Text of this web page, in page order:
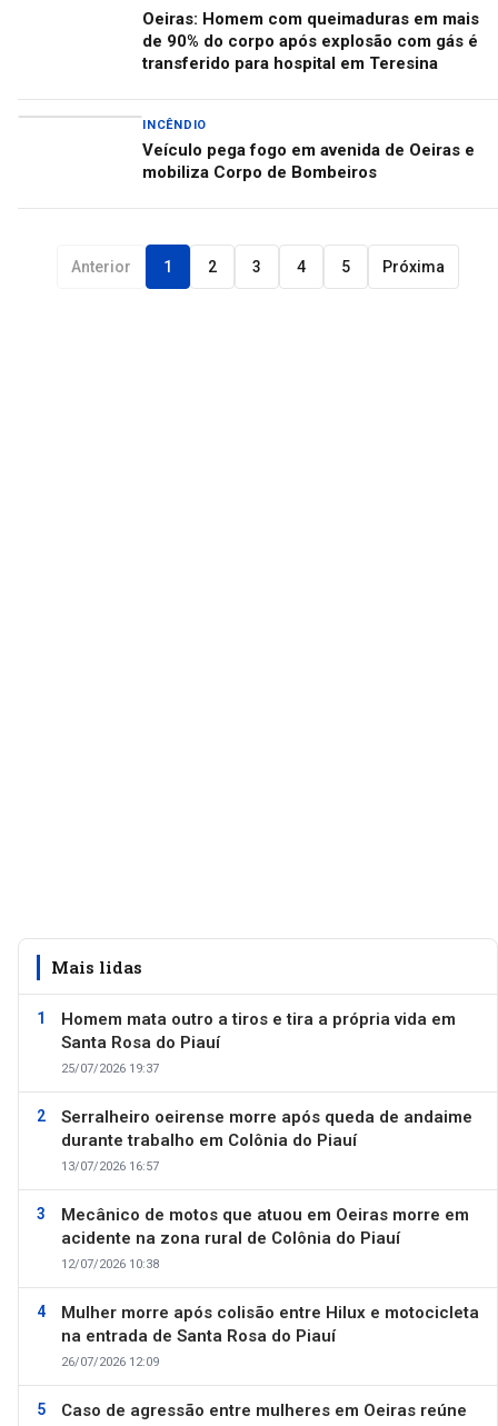
Oeiras: Homem com queimaduras em mais
de 90% do corpo após explosão com gás é
transferido para hospital em Teresina
INCÊNDIO
Veículo pega fogo em avenida de Oeiras e
mobiliza Corpo de Bombeiros
Anterior 1 2 3 4 5 Próxima
Mais lidas
Homem mata outro a tiros e tira a própria vida em
Santa Rosa do Piauí
25/07/2026 19:37
Serralheiro oeirense morre após queda de andaime
durante trabalho em Colônia do Piauí
13/07/2026 16:57
Mecânico de motos que atuou em Oeiras morre em
acidente na zona rural de Colônia do Piauí
12/07/2026 10:38
Mulher morre após colisão entre Hilux e motocicleta
na entrada de Santa Rosa do Piauí
26/07/2026 12:09
Caso de agressão entre mulheres em Oeiras reúne